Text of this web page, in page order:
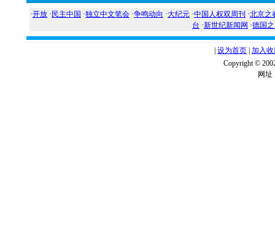
·开放 · 民主中国 ·独立中文笔会 ·争鸣动向 ·大纪元 ·中国人权双周刊 ·北京之
台 ·新世纪新闻网 ·德国
设为首页 加入
Copyright ©
网址